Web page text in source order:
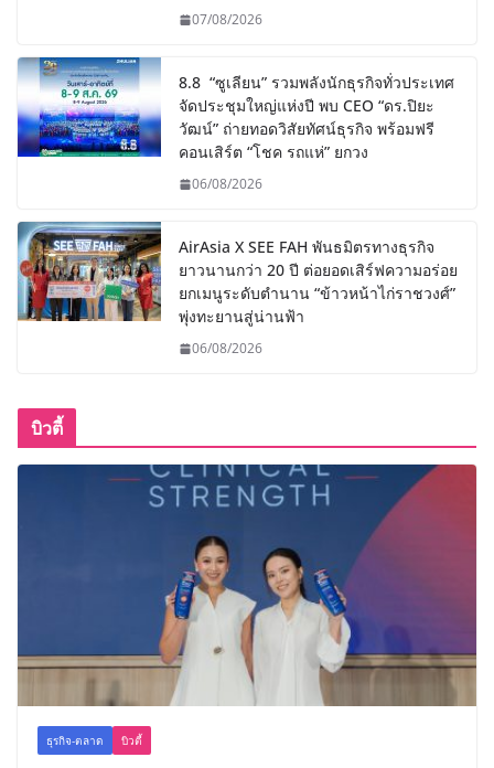
07/08/2026
8.8 “ซูเลียน” รวมพลังนักธุรกิจทั่วประเทศ
จัดประชุมใหญ่แห่งปี พบ CEO “ดร.ปิยะ
วัฒน์” ถ่ายทอดวิสัยทัศน์ธุรกิจ พร้อมฟรี
คอนเสิร์ต “โชค รถแห่” ยกวง
06/08/2026
AirAsia X SEE FAH พันธมิตรทางธุรกิจ
ยาวนานกว่า 20 ปี ต่อยอดเสิร์ฟความอร่อย
ยกเมนูระดับตำนาน “ข้าวหน้าไก่ราชวงศ์”
พุ่งทะยานสู่น่านฟ้า
06/08/2026
บิวตี้
ธุรกิจ-ตลาด บิวตี้